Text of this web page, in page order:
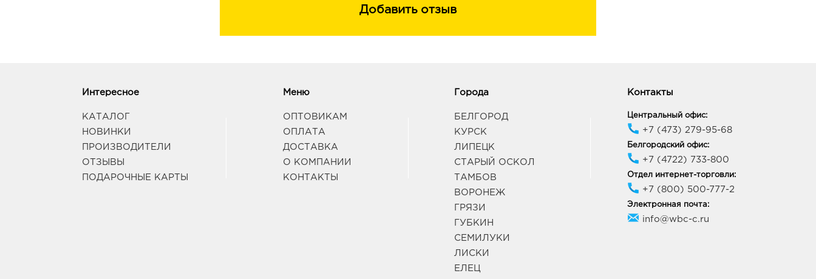
Добавить отзыв
Интересное
КАТАЛОГ
НОВИНКИ
ПРОИЗВОДИТЕЛИ
ОТЗЫВЫ
ПОДАРОЧНЫЕ КАРТЫ
Меню
ОПТОВИКАМ
ОПЛАТА
ДОСТАВКА
О КОМПАНИИ
КОНТАКТЫ
Города
БЕЛГОРОД
КУРСК
ЛИПЕЦК
СТАРЫЙ ОСКОЛ
ТАМБОВ
ВОРОНЕЖ
ГРЯЗИ
ГУБКИН
СЕМИЛУКИ
ЛИСКИ
ЕЛЕЦ
Контакты
Центральный офис:
+7 (473) 279-95-68
Белгородский офис:
+7 (4722) 733-800
Отдел интернет-торговли:
+7 (800) 500-777-2
Электронная почта:
info@wbc-c.ru